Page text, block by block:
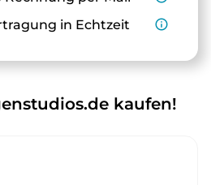
in Echtzeit info_outline
kaufen!